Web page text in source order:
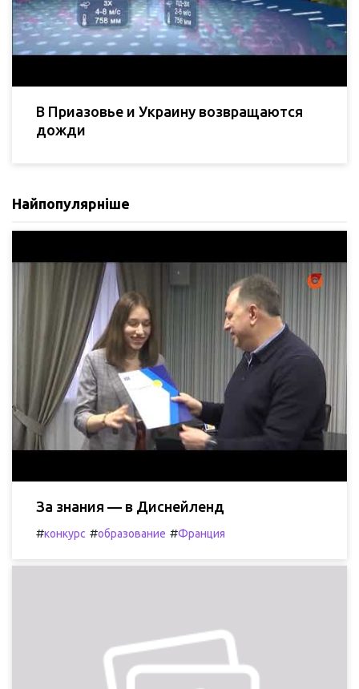
В Приазовье и Украину возвращаются
дожди
Найпопулярніше
За знания — в Диснейленд
#конкурс #образование #Франция